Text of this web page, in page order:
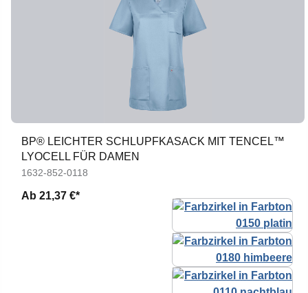
BP® LEICHTER SCHLUPFKASACK MIT TENCEL™
LYOCELL FÜR DAMEN
1632-852-0118
Ab 21,37 €*